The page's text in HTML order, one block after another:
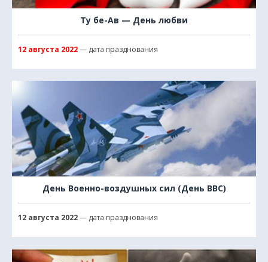
Ту бе-Ав — День любви
12 августа 2022— дата празднования
День Военно-воздушных сил (День ВВС)
12 августа 2022— дата празднования